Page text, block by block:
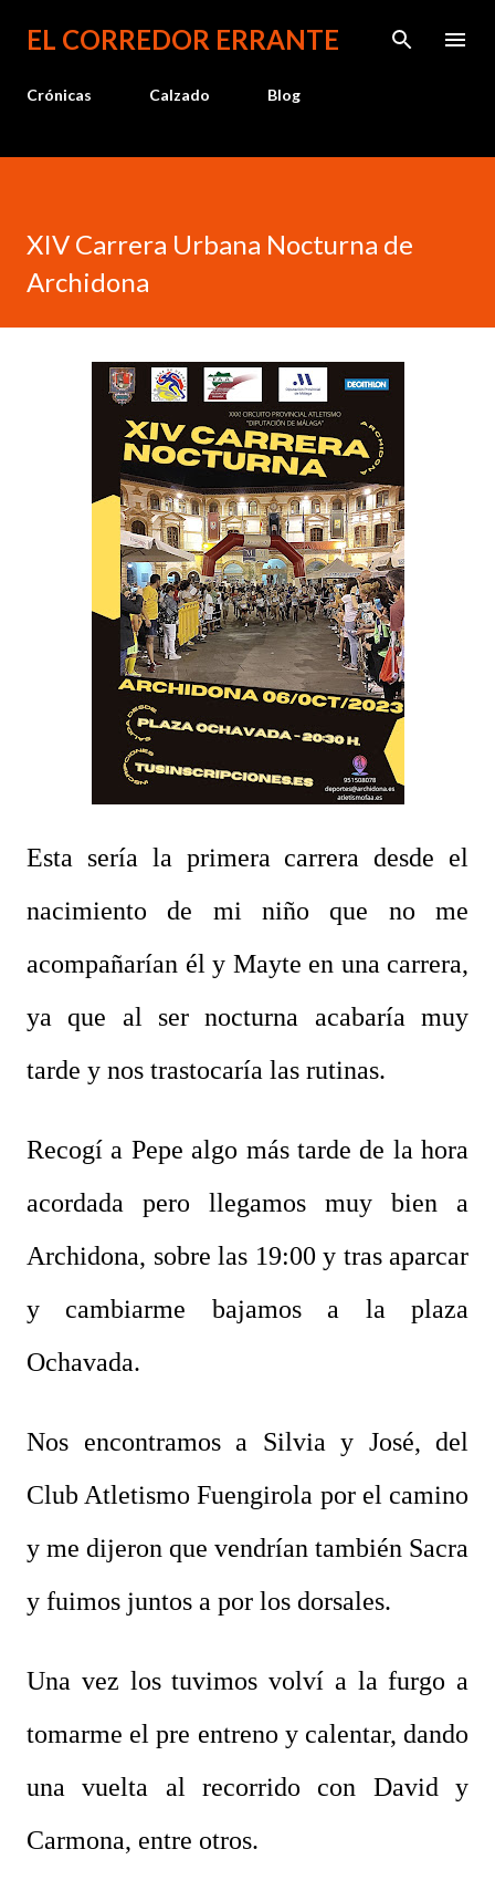
Ir al contenido principal
EL CORREDOR ERRANTE
Crónicas Calzado Blog
XIV Carrera Urbana Nocturna de
Archidona
Esta sería la primera carrera desde el
nacimiento de mi niño que no me
acompañarían él y Mayte en una carrera,
ya que al ser nocturna acabaría muy
tarde y nos trastocaría las rutinas.
Recogí a Pepe algo más tarde de la hora
acordada pero llegamos muy bien a
Archidona, sobre las 19:00 y tras aparcar
y cambiarme bajamos a la plaza
Ochavada.
Nos encontramos a Silvia y José, del
Club Atletismo Fuengirola por el camino
y me dijeron que vendrían también Sacra
y fuimos juntos a por los dorsales.
Una vez los tuvimos volví a la furgo a
tomarme el pre entreno y calentar, dando
una vuelta al recorrido con David y
Carmona, entre otros.